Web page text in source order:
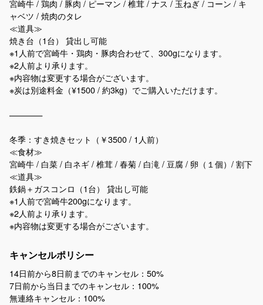
宮崎牛 / 鶏肉 / 豚肉 / ピーマン / 椎茸 / ナス / 玉ねぎ / コーン / キ
ャベツ / 焼肉のタレ
≪道具≫
焼き台（1台） 貸出し可能
※1人前で宮崎牛・鶏肉・豚肉合わせて、300gになります。
※2人前より承ります。
※内容物は変更する場合がございます。
※炭は別途料金（¥1500 / 約3kg）でご購入いただけます。
————
冬季：すき焼きセット（￥3500 / 1人前）
≪食材≫
宮崎牛 / 白菜 / 白ネギ / 椎茸 / 春菊 / 白滝 / 豆腐 / 卵（１個）/ 割下
≪道具≫
鉄鍋＋ガスコンロ（1台） 貸出し可能
※1人前で宮崎牛200gになります。
※2人前より承ります。
※内容物は変更する場合がございます。
キャンセルポリシー
14日前から8日前までのキャンセル：50%
7日前から当日までのキャンセル：100%
無連絡キャンセル：100%